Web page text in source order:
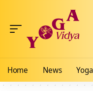
Home News